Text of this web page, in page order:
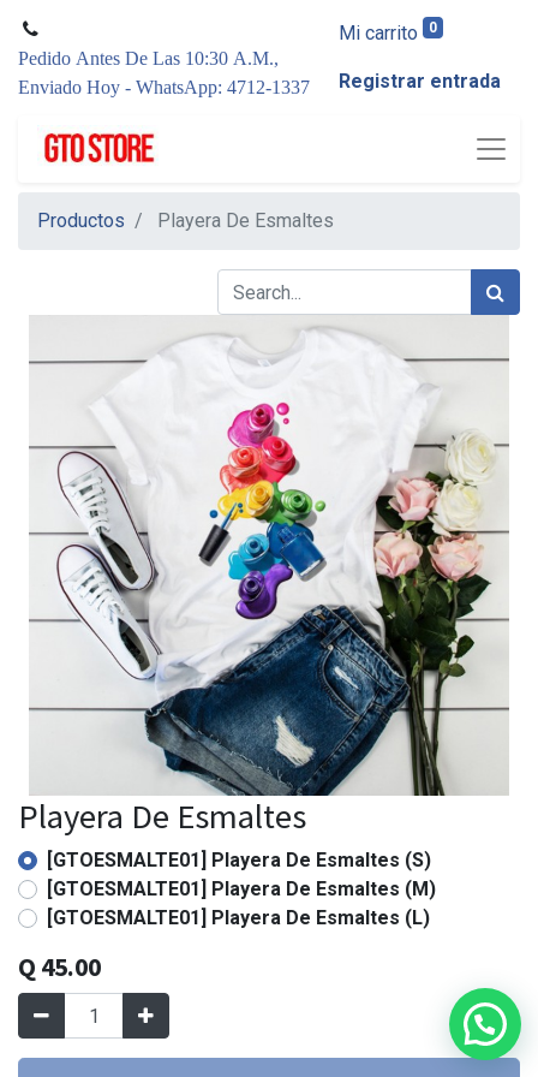
Pedido Antes De Las 10:30 A.M.,
Enviado Hoy - WhatsApp: 4712-1337
Mi carrito 0
Registrar entrada
Productos Playera De Esmaltes
Playera De Esmaltes
[GTOESMALTE01] Playera De Esmaltes (S)
[GTOESMALTE01] Playera De Esmaltes (M)
[GTOESMALTE01] Playera De Esmaltes (L)
Q 45.00